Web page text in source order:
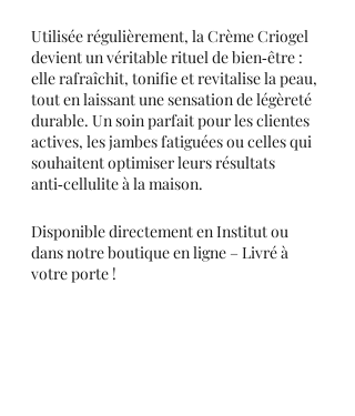
Utilisée régulièrement, la Crème Criogel
devient un véritable rituel de bien‑être :
elle rafraîchit, tonifie et revitalise la peau,
tout en laissant une sensation de légèreté
durable. Un soin parfait pour les clientes
actives, les jambes fatiguées ou celles qui
souhaitent optimiser leurs résultats
anti‑cellulite à la maison.
Disponible directement en Institut ou
dans notre boutique en ligne – Livré à
votre porte !